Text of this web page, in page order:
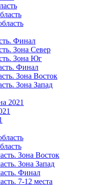
Финал
Зона Север
Зона Юг
Финал
Зона Восток
Зона Запад
2021
Зона Восток
Зона Запад
Финал
7-12 места